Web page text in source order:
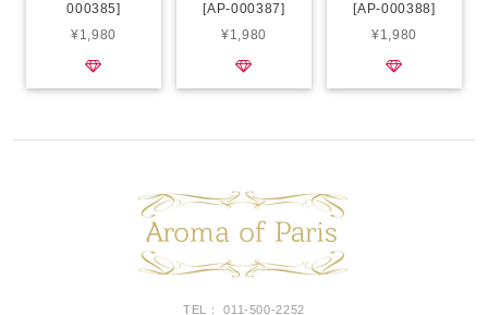
000385]
¥1,980
[AP-000387]
¥1,980
[AP-000388]
¥1,980
TEL： 011-500-2252